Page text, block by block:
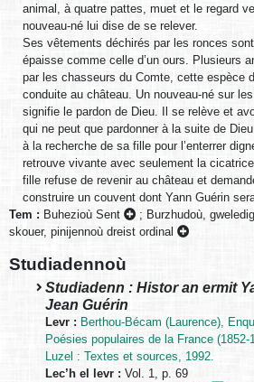
animal, à quatre pattes, muet et le regard
nouveau-né lui dise de se relever.
Ses vêtements déchirés par les ronces
épaisse comme celle d’un ours. Plusieurs
par les chasseurs du Comte, cette espèce
conduite au château. Un nouveau-né sur
signifie le pardon de Dieu. Il se relève et
qui ne peut que pardonner à la suite de
à la recherche de sa fille pour l’enterrer
retrouve vivante avec seulement la
fille refuse de revenir au château et
construire un couvent dont Yann Guérin
Tem : Buhezioù Sent ; Burzhudoù,
skouer, pinijennoù dreist ordinal
Studiadennoù
Studiadenn : Histor an ermit
Jean Guérin
Levr : Berthou-Bécam (Laurence),
Poésies populaires de la France
Luzel : Textes et sources, 1992.
Lec’h el levr : Vol. 1, p. 69